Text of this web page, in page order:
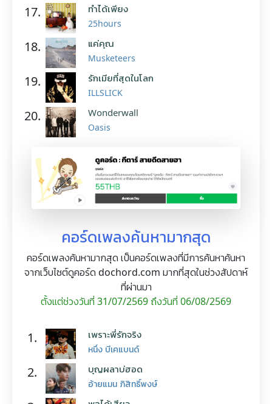
17. ทำได้เพียง
25hours
18. แค่คุณ
Musketeers
19. รักเมียที่สุดในโลก
ILLSLICK
20. Wonderwall
Oasis
คอร์ดเพลงค้นหามากสุด
คอร์ดเพลงค้นหามากสุด เป็นคอร์ดเพลงที่มีการค้นหาค้นหา
จากเว็บไซต์ดูคอร์ด dochord.com มากที่สุดในช่วงสัปดาห์
ที่ผ่านมา
ตั้งแต่ช่วงวันที่ 31/07/2569 ถึงวันที่ 06/08/2569
1. เพราะพี่รักจริง
หนึ่ง บีเคแบนด์
2. บุญผลาบ่ฮอด
อ้ายแมน ภิสิทธิ์พงษ์